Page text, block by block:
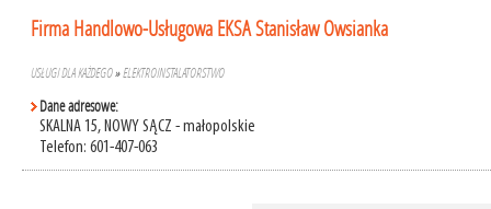
Firma Handlowo-Usługowa EKSA Stanisław Owsianka
USŁUGI DLA KAŻDEGO»ELEKTROINSTALATORSTWO
Dane adresowe:
SKALNA 15, NOWY SĄCZ - małopolskie
Telefon: 601-407-063